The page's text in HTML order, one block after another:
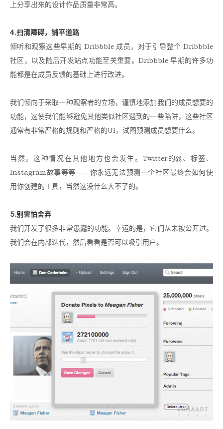
上分享出来的设计作品质量非常高。
4.扫清障碍，铺平道路
倾听和观察这些早期的 Dribbble 成员，对于引导整个 Dribbble
社区，以及随后开发站点功能至关重要。Dribbble 早期的许多功
能都是在成员反馈的基础上进行改进。
我们倾向于采取一种观察者的立场，谨慎地添加我们的成员想要的
功能，这使我们能够避免其他类似社区遇到的一些陷阱，这些社区
通常有非常严格的规则和严格的UI，试图预测成员想要什么。
当然，这种情况在其他地方也会发生。Twitter的@、标签、
Instagram故事等等——你永远无法预测一个社区最终会如何使
用你创建的工具，当然这没什么大不了的。
5.别害怕舍弃
我们开发了很多非常愚蠢的功能。幸运的是，它们从未被公开过。
我们会在内部迭代，然后看看是否可以吸引用户。